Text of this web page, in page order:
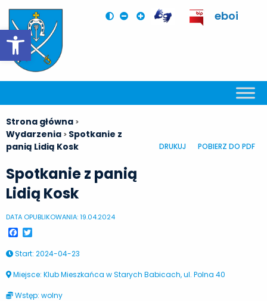
Otwórz pasek narzędzi
eboi
Strona główna >
Wydarzenia > Spotkanie z
panią Lidią Kosk
DRUKUJ POBIERZ DO PDF
Spotkanie z panią
Lidią Kosk
DATA OPUBLIKOWANIA: 19.04.2024
Facebook
Start: 2024-04-23
Miejsce: Klub Mieszkańca w Starych Babicach, ul. Polna 40
Wstęp: wolny